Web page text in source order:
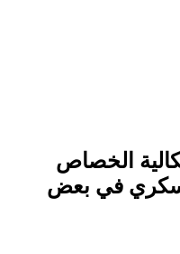
الخصاص
في بعض